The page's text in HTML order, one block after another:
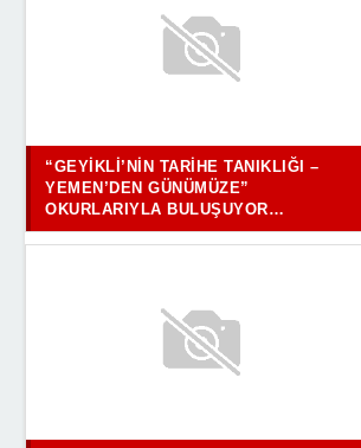
“GEYIKLI’NIN TARIHE TANIKLIĞI –
YEMEN’DEN GÜNÜMÜZE”
OKURLARIYLA BULUŞUYOR…